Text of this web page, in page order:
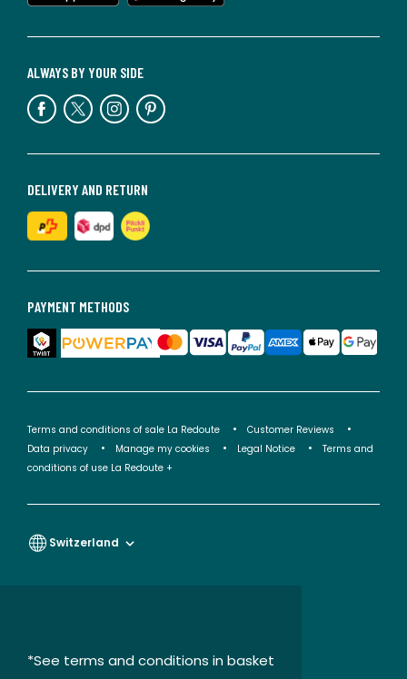
PAYMENT METHODS
DELIVERY AND RETURN
ALWAYS BY YOUR SIDE
Terms and conditions of sale La Redoute
Customer Reviews
Data privacy
Manage my cookies Legal Notice
Terms and
conditions of use La Redoute +
Switzerland
*See terms and conditions in basket